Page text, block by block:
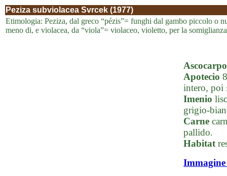
Peziza subviolacea Svrcek (1977)
Etimologia: Peziza, dal greco “pézis”= funghi dal gambo piccolo o
meno di, e violacea, da “viola”= violaceo, violetto, per la
Ascocarpo
Apotecio
intero, poi
Imenio
grigio-
Carne
pallido.
Habitat
Immagine